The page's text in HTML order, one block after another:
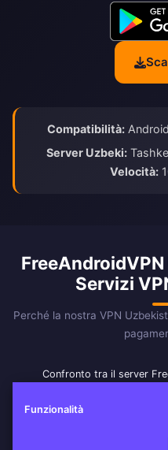
Compatibilità:
Server Uzbeki:
Velocità:
Servizi
Perché la nostra VPN
Confronto tra il server
Funzionalità